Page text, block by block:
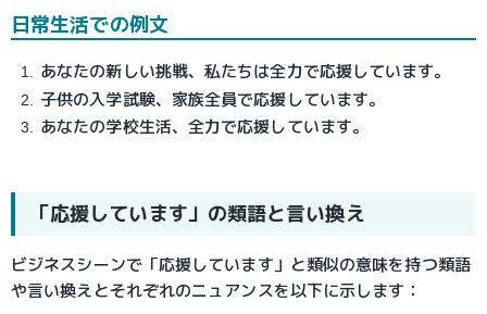
日常生活での例文
あなたの新しい挑戦、私たちは全力で応援しています。
子供の入学試験、家族全員で応援しています。
あなたの学校生活、全力で応援しています。
「応援しています」の類語と言い換え
ビジネスシーンで「応援しています」と類似の意味を持つ類語
や言い換えとそれぞれのニュアンスを以下に示します：